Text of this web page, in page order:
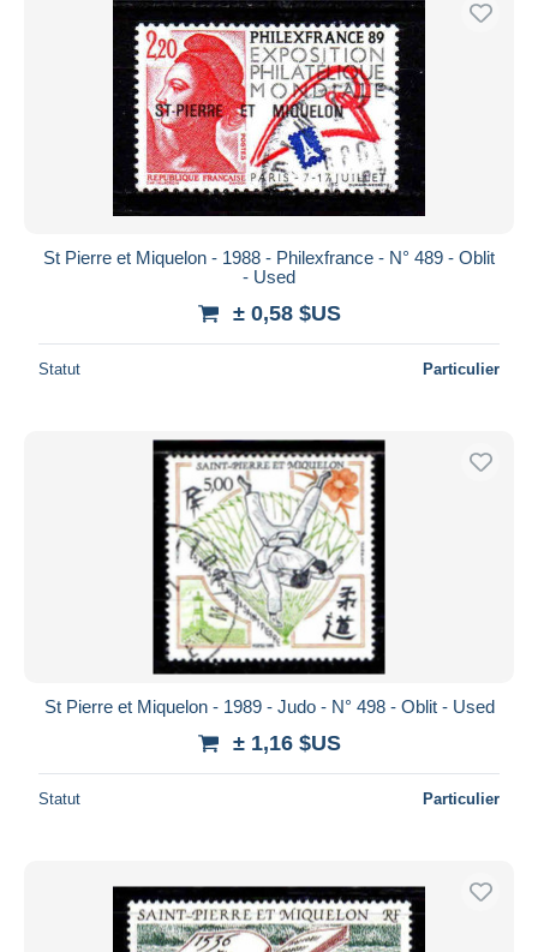
St Pierre et Miquelon - 1988 - Philexfrance - N° 489 - Oblit
- Used
± 0,58 $US
Statut Particulier
St Pierre et Miquelon - 1989 - Judo - N° 498 - Oblit - Used
± 1,16 $US
Statut Particulier